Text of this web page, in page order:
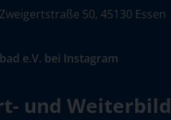
Zweigertstraße 50, 45130 Essen
bad e.V. bei Instagram
und